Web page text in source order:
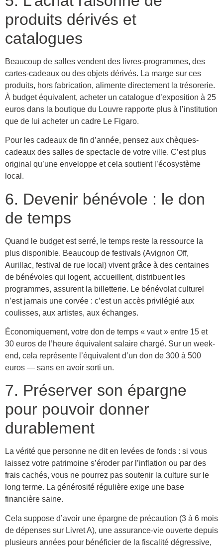
produits dérivés et
catalogues
Beaucoup de salles vendent des livres-programmes, des
cartes-cadeaux ou des objets dérivés. La marge sur ces
produits, hors fabrication, alimente directement la trésorerie.
À budget équivalent, acheter un catalogue d’exposition à 25
euros dans la boutique du Louvre rapporte plus à l’institution
que de lui acheter un cadre Le Figaro.
Pour les cadeaux de fin d’année, pensez aux chèques-
cadeaux des salles de spectacle de votre ville. C’est plus
original qu’une enveloppe et cela soutient l’écosystème
local.
6. Devenir bénévole : le don
de temps
Quand le budget est serré, le temps reste la ressource la
plus disponible. Beaucoup de festivals (Avignon Off,
Aurillac, festival de rue local) vivent grâce à des centaines
de bénévoles qui logent, accueillent, distribuent les
programmes, assurent la billetterie. Le bénévolat culturel
n’est jamais une corvée : c’est un accès privilégié aux
coulisses, aux artistes, aux échanges.
Économiquement, votre don de temps « vaut » entre 15 et
30 euros de l’heure équivalent salaire chargé. Sur un week-
end, cela représente l’équivalent d’un don de 300 à 500
euros — sans en avoir sorti un.
7. Préserver son épargne
pour pouvoir donner
durablement
La vérité que personne ne dit en levées de fonds : si vous
laissez votre patrimoine s’éroder par l’inflation ou par des
frais cachés, vous ne pourrez pas soutenir la culture sur le
long terme. La générosité régulière exige une base
financière saine.
Cela suppose d’avoir une épargne de précaution (3 à 6 mois
de dépenses sur Livret A), une assurance-vie ouverte depuis
plusieurs années pour bénéficier de la fiscalité dégressive,